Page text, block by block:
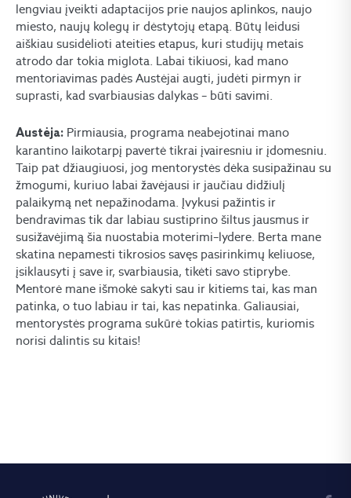
lengviau įveikti adaptacijos prie naujos aplinkos, naujo
miesto, naujų kolegų ir dėstytojų etapą. Būtų leidusi
aiškiau susidėlioti ateities etapus, kuri studijų metais
atrodo dar tokia miglota. Labai tikiuosi, kad mano
mentoriavimas padės Austėjai augti, judėti pirmyn ir
suprasti, kad svarbiausias dalykas – būti savimi.
Austėja: Pirmiausia, programa neabejotinai mano
karantino laikotarpį pavertė tikrai įvairesniu ir įdomesniu.
Taip pat džiaugiuosi, jog mentorystės dėka susipažinau su
žmogumi, kuriuo labai žavėjausi ir jaučiau didžiulį
palaikymą net nepažinodama. Įvykusi pažintis ir
bendravimas tik dar labiau sustiprino šiltus jausmus ir
susižavėjimą šia nuostabia moterimi–lydere. Berta mane
skatina nepamesti tikrosios savęs pasirinkimų keliuose,
įsiklausyti į save ir, svarbiausia, tikėti savo stiprybe.
Mentorė mane išmokė sakyti sau ir kitiems tai, kas man
patinka, o tuo labiau ir tai, kas nepatinka. Galiausiai,
mentorystės programa sukūrė tokias patirtis, kuriomis
norisi dalintis su kitais!